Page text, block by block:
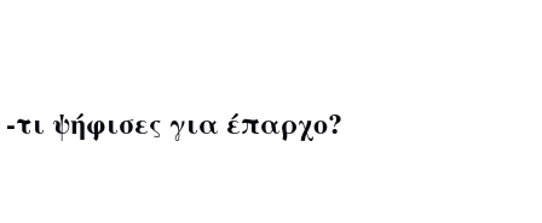
-τι ψήφισες για έπαρχο?